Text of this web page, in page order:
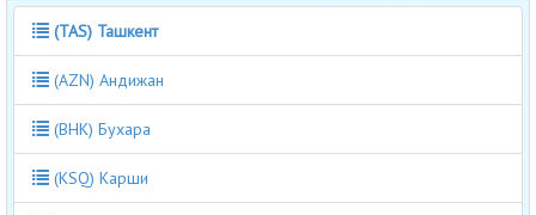
(TAS) Ташкент
(AZN) Андижан
(BHK) Бухара
(KSQ) Карши